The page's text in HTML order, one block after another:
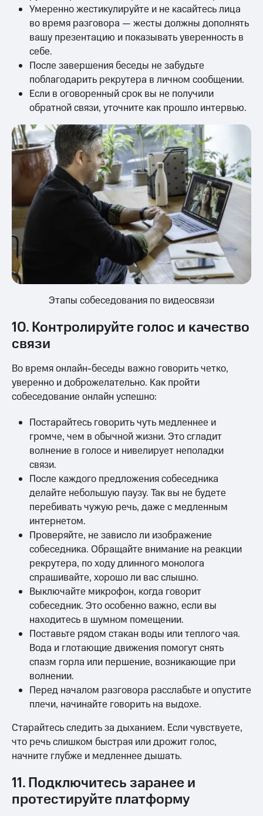
Умеренно жестикулируйте и не касайтесь лица
во время разговора — жесты должны дополнять
вашу презентацию и показывать уверенность в
себе.
После завершения беседы не забудьте
поблагодарить рекрутера в личном сообщении.
Если в оговоренный срок вы не получили
обратной связи, уточните как прошло интервью.
Этапы собеседования по видеосвязи
10. Контролируйте голос и качество
связи
Во время онлайн-беседы важно говорить четко,
уверенно и доброжелательно. Как пройти
собеседование онлайн успешно:
Постарайтесь говорить чуть медленнее и
громче, чем в обычной жизни. Это сгладит
волнение в голосе и нивелирует неполадки
связи.
После каждого предложения собеседника
делайте небольшую паузу. Так вы не будете
перебивать чужую речь, даже с медленным
интернетом.
Проверяйте, не зависло ли изображение
собеседника. Обращайте внимание на реакции
рекрутера, по ходу длинного монолога
спрашивайте, хорошо ли вас слышно.
Выключайте микрофон, когда говорит
собеседник. Это особенно важно, если вы
находитесь в шумном помещении.
Поставьте рядом стакан воды или теплого чая.
Вода и глотающие движения помогут снять
спазм горла или першение, возникающие при
волнении.
Перед началом разговора расслабьте и опустите
плечи, начинайте говорить на выдохе.
Старайтесь следить за дыханием. Если чувствуете,
что речь слишком быстрая или дрожит голос,
начните глубже и медленнее дышать.
11. Подключитесь заранее и
протестируйте платформу